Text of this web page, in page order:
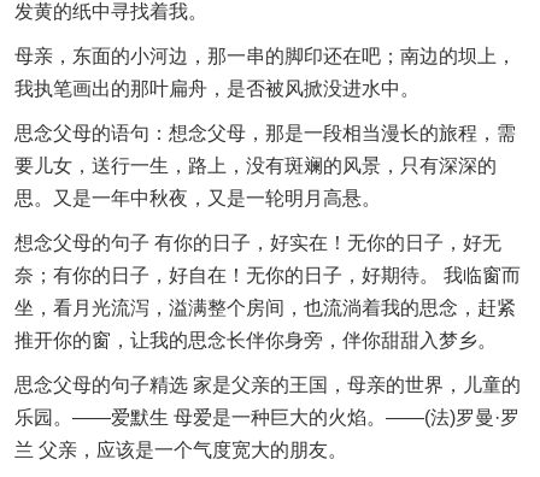
发黄的纸中寻找着我。
母亲，东面的小河边，那一串的脚印还在吧；南边的坝上，
我执笔画出的那叶扁舟，是否被风掀没进水中。
思念父母的语句：想念父母，那是一段相当漫长的旅程，需
要儿女，送行一生，路上，没有斑斓的风景，只有深深的
思。又是一年中秋夜，又是一轮明月高悬。
想念父母的句子 有你的日子，好实在！无你的日子，好无
奈；有你的日子，好自在！无你的日子，好期待。 我临窗而
坐，看月光流泻，溢满整个房间，也流淌着我的思念，赶紧
推开你的窗，让我的思念长伴你身旁，伴你甜甜入梦乡。
思念父母的句子精选 家是父亲的王国，母亲的世界，儿童的
乐园。——爱默生 母爱是一种巨大的火焰。——(法)罗曼·罗
兰 父亲，应该是一个气度宽大的朋友。